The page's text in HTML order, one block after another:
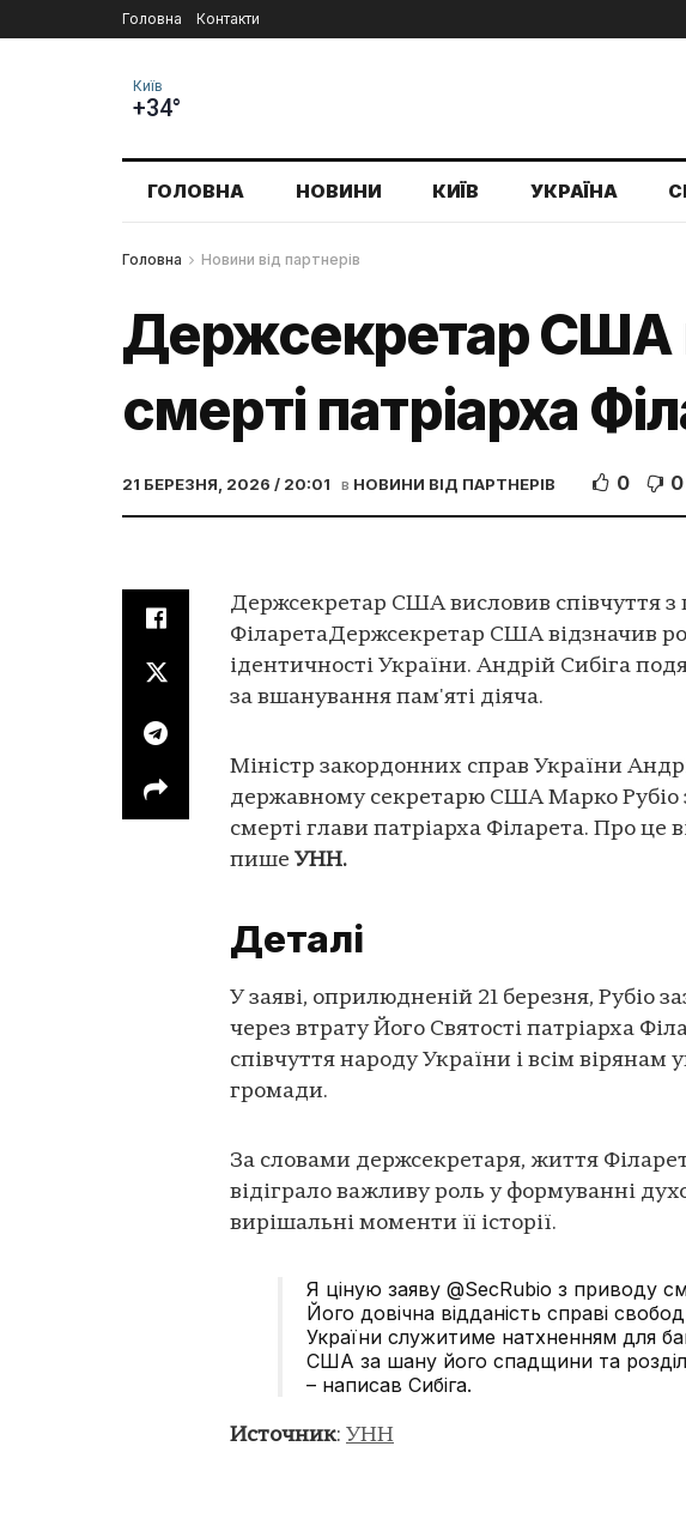
Головна Контакти
Київ
+34°
ГОЛОВНА НОВИНИ КИЇВ УКРАЇНА
Головна Новини від партнерів
Держсекретар США
смерті патріарха
21 БЕРЕЗНЯ, 2026 / 20:01 в НОВИНИ ВІД ПАРТНЕРІВ 0 0
Держсекретар США висловив співчуття з
ФіларетаДержсекретар США відзначив
ідентичності України. Андрій Сибіга
за вшанування пам'яті діяча.
Міністр закордонних справ України
державному секретарю США Марко Рубіо
смерті глави патріарха Філарета. Про це
пише УНН.
Деталі
У заяві, оприлюдненій 21 березня, Рубіо
через втрату Його Святості патріарха
співчуття народу України і всім вірянам
громади.
За словами держсекретаря, життя
відіграло важливу роль у формуванні
вирішальні моменти її історії.
Я ціную заяву @SecRubio з приводу
Його довічна відданість справі
України служитиме натхненням для
США за шану його спадщини та
– написав Сибіга.
Источник: УНН